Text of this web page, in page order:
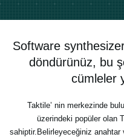
Software
döndürünüz, bu
cümleler
Taktile’ nin merkezinde
üzerindeki popüler olan
sahiptir.Belirleyeceğiniz